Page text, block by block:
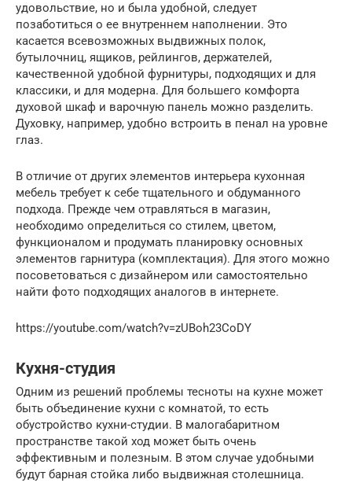
удовольствие, но и была удобной, следует
позаботиться о ее внутреннем наполнении. Это
касается всевозможных выдвижных полок,
бутылочниц, ящиков, рейлингов, держателей,
качественной удобной фурнитуры, подходящих и для
классики, и для модерна. Для большего комфорта
духовой шкаф и варочную панель можно разделить.
Духовку, например, удобно встроить в пенал на уровне
глаз.
В отличие от других элементов интерьера кухонная
мебель требует к себе тщательного и обдуманного
подхода. Прежде чем отравляться в магазин,
необходимо определиться со стилем, цветом,
функционалом и продумать планировку основных
элементов гарнитура (комплектация). Для этого можно
посоветоваться с дизайнером или самостоятельно
найти фото подходящих аналогов в интернете.
https://youtube.com/watch?v=zUBoh23CoDY
Кухня-студия
Одним из решений проблемы тесноты на кухне может
быть объединение кухни с комнатой, то есть
обустройство кухни-студии. В малогабаритном
пространстве такой ход может быть очень
эффективным и полезным. В этом случае удобными
будут барная стойка либо выдвижная столешница.